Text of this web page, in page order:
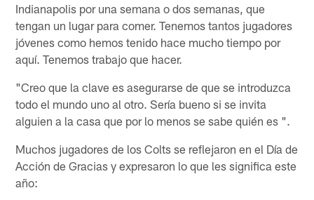
Indianapolis por una semana o dos semanas, que
tengan un lugar para comer. Tenemos tantos jugadores
jóvenes como hemos tenido hace mucho tiempo por
aquí. Tenemos trabajo que hacer.
"Creo que la clave es asegurarse de que se introduzca
todo el mundo uno al otro. Sería bueno si se invita
alguien a la casa que por lo menos se sabe quién es ".
Muchos jugadores de los Colts se reflejaron en el Día de
Acción de Gracias y expresaron lo que les significa este
año: